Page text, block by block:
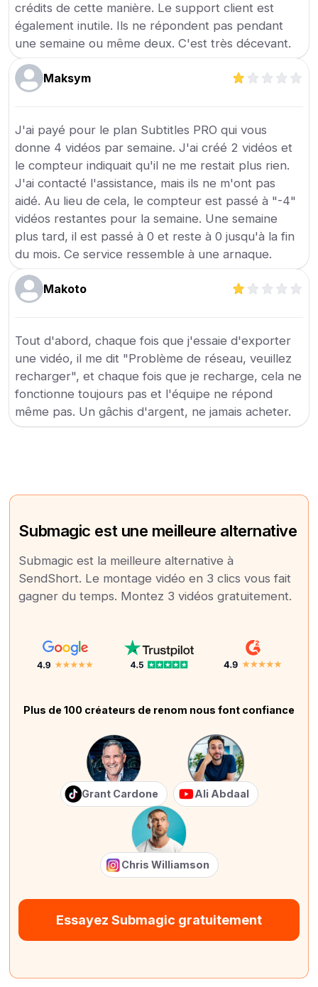
crédits de cette manière. Le support client est
également inutile. Ils ne répondent pas pendant
une semaine ou même deux. C'est très décevant.
Maksym
J'ai payé pour le plan Subtitles PRO qui vous
donne 4 vidéos par semaine. J'ai créé 2 vidéos et
le compteur indiquait qu'il ne me restait plus rien.
J'ai contacté l'assistance, mais ils ne m'ont pas
aidé. Au lieu de cela, le compteur est passé à "-4"
vidéos restantes pour la semaine. Une semaine
plus tard, il est passé à 0 et reste à 0 jusqu'à la fin
du mois. Ce service ressemble à une arnaque.
Makoto
Tout d'abord, chaque fois que j'essaie d'exporter
une vidéo, il me dit "Problème de réseau, veuillez
recharger", et chaque fois que je recharge, cela ne
fonctionne toujours pas et l'équipe ne répond
même pas. Un gâchis d'argent, ne jamais acheter.
Submagic est une meilleure alternative
Submagic est la meilleure alternative à
SendShort. Le montage vidéo en 3 clics vous fait
gagner du temps. Montez 3 vidéos gratuitement.
Plus de 100 créateurs de renom nous font confiance
Grant Cardone Ali Abdaal
Chris Williamson
Essayez Submagic gratuitement